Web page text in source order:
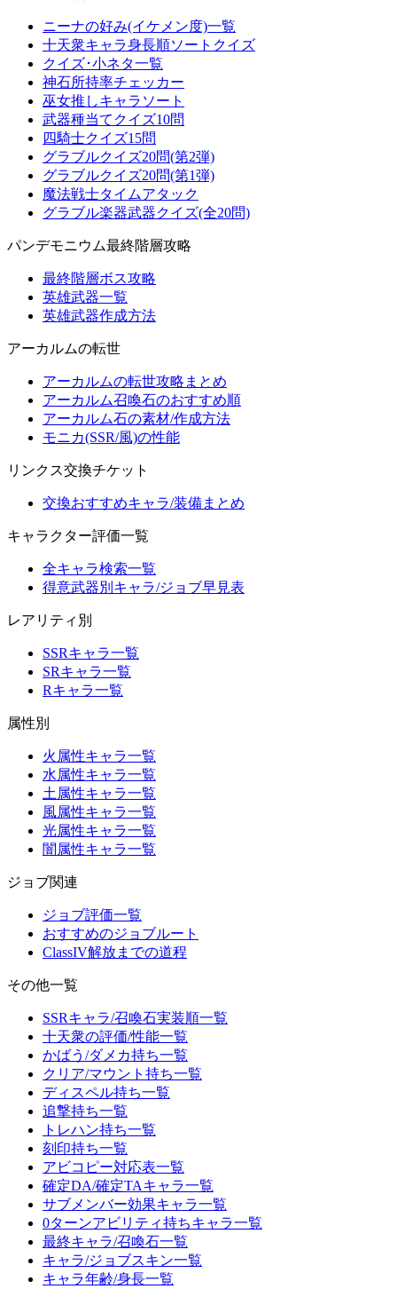
ニーナの好み(イケメン度)一覧
十天衆キャラ身長順ソートクイズ
クイズ･小ネタ一覧
神石所持率チェッカー
巫女推しキャラソート
武器種当てクイズ10問
四騎士クイズ15問
グラブルクイズ20問(第2弾)
グラブルクイズ20問(第1弾)
魔法戦士タイムアタック
グラブル楽器武器クイズ(全20問)
パンデモニウム最終階層攻略
最終階層ボス攻略
英雄武器一覧
英雄武器作成方法
アーカルムの転世
アーカルムの転世攻略まとめ
アーカルム召喚石のおすすめ順
アーカルム石の素材/作成方法
モニカ(SSR/風)の性能
リンクス交換チケット
交換おすすめキャラ/装備まとめ
キャラクター評価一覧
全キャラ検索一覧
得意武器別キャラ/ジョブ早見表
レアリティ別
SSRキャラ一覧
SRキャラ一覧
Rキャラ一覧
属性別
火属性キャラ一覧
水属性キャラ一覧
土属性キャラ一覧
風属性キャラ一覧
光属性キャラ一覧
闇属性キャラ一覧
ジョブ関連
ジョブ評価一覧
おすすめのジョブルート
ClassIV解放までの道程
その他一覧
SSRキャラ/召喚石実装順一覧
十天衆の評価/性能一覧
かばう/ダメカ持ち一覧
クリア/マウント持ち一覧
ディスペル持ち一覧
追撃持ち一覧
トレハン持ち一覧
刻印持ち一覧
アビコピー対応表一覧
確定DA/確定TAキャラ一覧
サブメンバー効果キャラ一覧
0ターンアビリティ持ちキャラ一覧
最終キャラ/召喚石一覧
キャラ/ジョブスキン一覧
キャラ年齢/身長一覧